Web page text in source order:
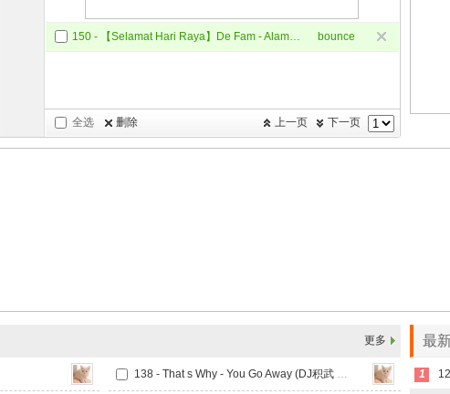
150 - 【Selamat Hari Raya】De Fam - Alamak Raya Lagi (KAII Exclusive Bounce Mix 新弹跳) bounce
全选 删除 下一页
上一页
更多
138 - That s Why - You Go Away (DJ积武 Bounce Remix)
最
1